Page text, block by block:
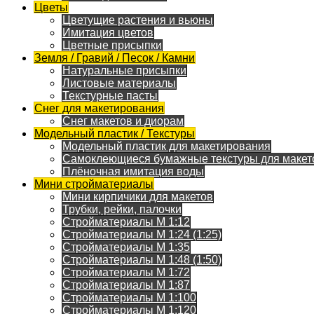
Цветы
Цветущие растения и вьюны
Имитация цветов
Цветные присыпки
Земля / Гравий / Песок / Камни
Натуральные присыпки
Листовые материалы
Текстурные пасты
Снег для макетирования
Снег макетов и диорам
Модельный пластик / Текстуры
Модельный пластик для макетирования
Самоклеющиеся бумажные текстуры для
Плёночная имитация воды
Мини стройматериалы
Мини кирпичики для макетов
Трубки, рейки, палочки
Стройматериалы M 1:12
Стройматериалы M 1:24 (1:25)
Стройматериалы M 1:35
Стройматериалы M 1:48 (1:50)
Стройматериалы M 1:72
Стройматериалы M 1:87
Стройматериалы M 1:100
Стройматериалы M 1:120